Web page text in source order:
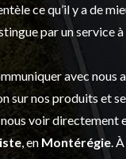
ce qu’il y a de
par un service
avec nous
sur nos produits et
voir directement
, en Montérégie .